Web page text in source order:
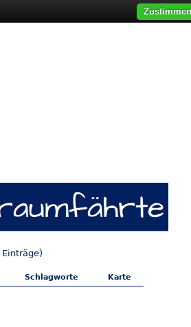
Einträge)
Schlagworte Karte
Zustimmen